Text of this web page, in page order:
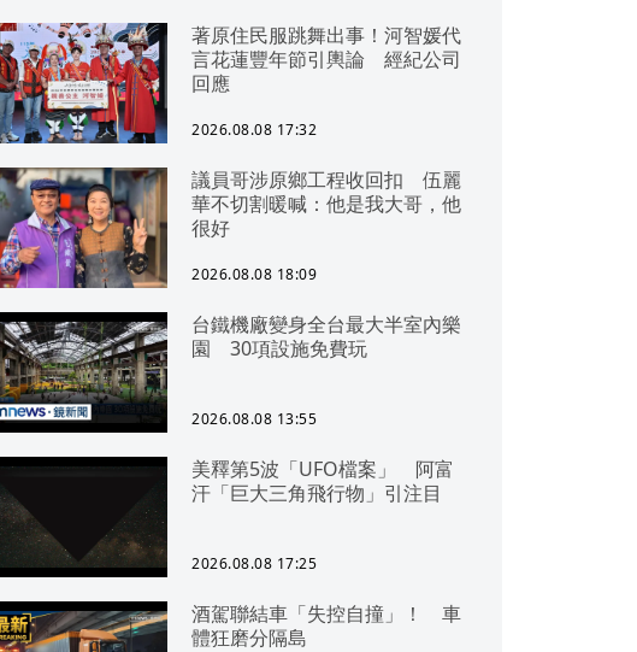
著原住民服跳舞出事！河智媛代
言花蓮豐年節引輿論 經紀公司
回應
2026.08.08 17:32
議員哥涉原鄉工程收回扣 伍麗
華不切割暖喊：他是我大哥，他
很好
2026.08.08 18:09
台鐵機廠變身全台最大半室內樂
園 30項設施免費玩
2026.08.08 13:55
美釋第5波「UFO檔案」 阿富
汗「巨大三角飛行物」引注目
2026.08.08 17:25
酒駕聯結車「失控自撞」！ 車
體狂磨分隔島